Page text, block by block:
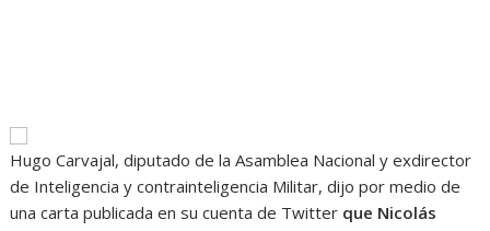
Hugo Carvajal, diputado de la Asamblea Nacional y exdirector
de Inteligencia y contrainteligencia Militar, dijo por medio de
una carta publicada en su cuenta de Twitter que Nicolás